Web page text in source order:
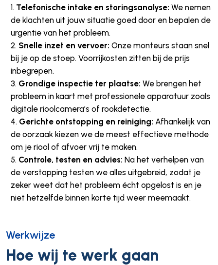
Telefonische intake en storingsanalyse: We nemen
de klachten uit jouw situatie goed door en bepalen de
urgentie van het probleem.
Snelle inzet en vervoer: Onze monteurs staan snel
bij je op de stoep. Voorrijkosten zitten bij de prijs
inbegrepen.
Grondige inspectie ter plaatse: We brengen het
probleem in kaart met professionele apparatuur zoals
digitale rioolcamera’s of rookdetectie.
Gerichte ontstopping en reiniging: Afhankelijk van
de oorzaak kiezen we de meest effectieve methode
om je riool of afvoer vrij te maken.
Controle, testen en advies: Na het verhelpen van
de verstopping testen we alles uitgebreid, zodat je
zeker weet dat het probleem écht opgelost is en je
niet hetzelfde binnen korte tijd weer meemaakt.
Werkwijze
Hoe wij te werk gaan